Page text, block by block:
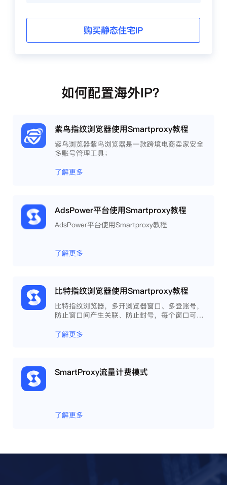
购买静态住宅IP
如何配置海外IP？
紫鸟指纹浏览器使用Smartproxy教程
紫鸟浏览器紫鸟浏览器是一款跨境电商卖家安全
多账号管理工具；
了解更多
AdsPower平台使用Smartproxy教程
AdsPower平台使用Smartproxy教程
了解更多
比特指纹浏览器使用Smartproxy教程
比特指纹浏览器，多开浏览器窗口、多登账号，
防止窗口间产生关联、防止封号，每个窗口可以
相互间完全环境独立、隔离，避免关联封号。
了解更多
SmartProxy流量计费模式
了解更多